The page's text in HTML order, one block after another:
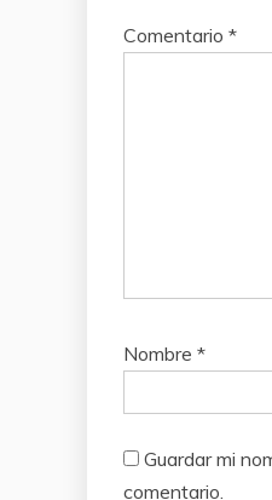
Comentario *
Nombre *
Guardar mi
comentario.